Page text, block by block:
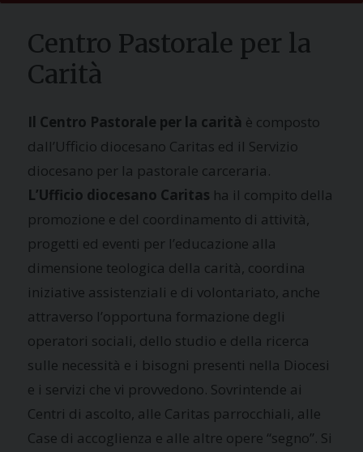
Centro Pastorale per la
Carità
Il Centro Pastorale per la carità è composto
dall’Ufficio diocesano Caritas ed il Servizio
diocesano per la pastorale carceraria.
L’Ufficio diocesano Caritas ha il compito della
promozione e del coordinamento di attività,
progetti ed eventi per l’educazione alla
dimensione teologica della carità, coordina
iniziative assistenziali e di volontariato, anche
attraverso l’opportuna formazione degli
operatori sociali, dello studio e della ricerca
sulle necessità e i bisogni presenti nella Diocesi
e i servizi che vi provvedono. Sovrintende ai
Centri di ascolto, alle Caritas parrocchiali, alle
Case di accoglienza e alle altre opere “segno”. Si